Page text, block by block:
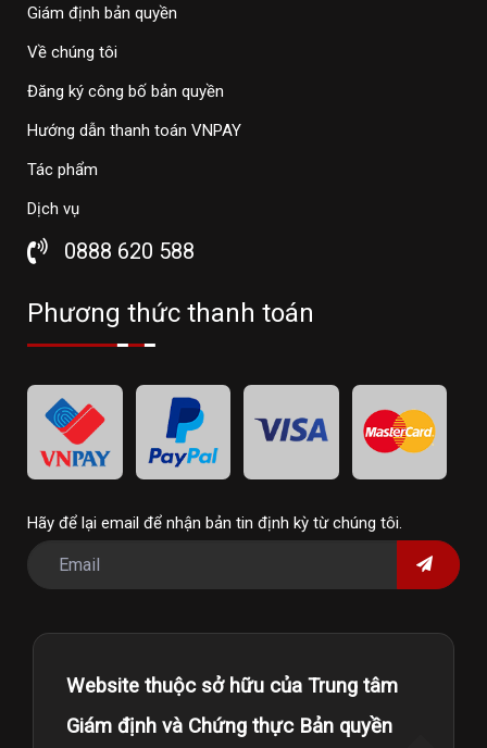
Giám định bản quyền
Về chúng tôi
Đăng ký công bố bản quyền
Hướng dẫn thanh toán VNPAY
Tác phẩm
Dịch vụ
0888 620 588
Phương thức thanh toán
Hãy để lại email để nhận bản tin định kỳ từ chúng tôi.
Website thuộc sở hữu của Trung tâm
Giám định và Chứng thực Bản quyền